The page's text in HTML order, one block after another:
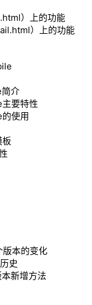
）上的功能
）上的功能
介
要特性
使用
本的变化
史
新增方法